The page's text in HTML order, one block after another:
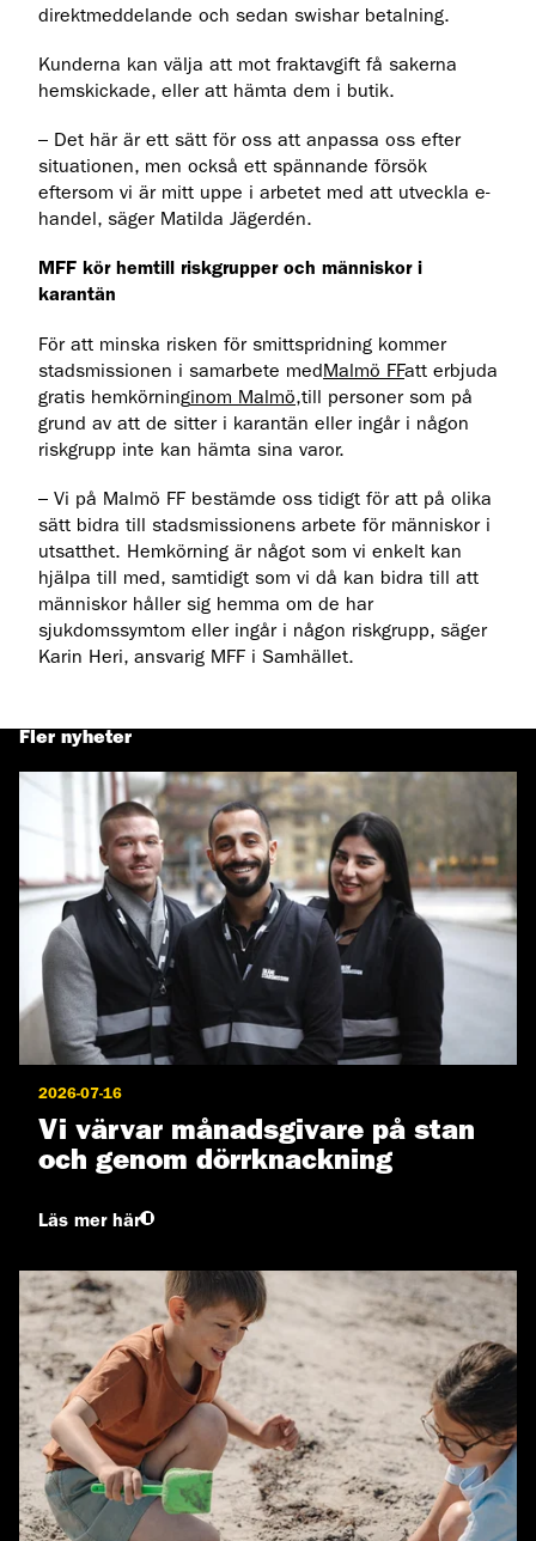
direktmeddelande och sedan swishar betalning.
Kunderna kan välja att mot fraktavgift få sakerna
hemskickade, eller att hämta dem i butik.
– Det här är ett sätt för oss att anpassa oss efter
situationen, men också ett spännande försök
eftersom vi är mitt uppe i arbetet med att utveckla e-
handel, säger Matilda Jägerdén.
MFF kör hemtill riskgrupper och människor i
karantän
För att minska risken för smittspridning kommer
stadsmissionen i samarbete med Malmö FFatt erbjuda
gratis hemkörninginom Malmö,till personer som på
grund av att de sitter i karantän eller ingår i någon
riskgrupp inte kan hämta sina varor.
– Vi på Malmö FF bestämde oss tidigt för att på olika
sätt bidra till stadsmissionens arbete för människor i
utsatthet. Hemkörning är något som vi enkelt kan
hjälpa till med, samtidigt som vi då kan bidra till att
människor håller sig hemma om de har
sjukdomssymtom eller ingår i någon riskgrupp, säger
Karin Heri, ansvarig MFF i Samhället.
Fler nyheter
2026-07-16
Vi värvar månadsgivare på stan
och genom dörrknackning
Läs mer här